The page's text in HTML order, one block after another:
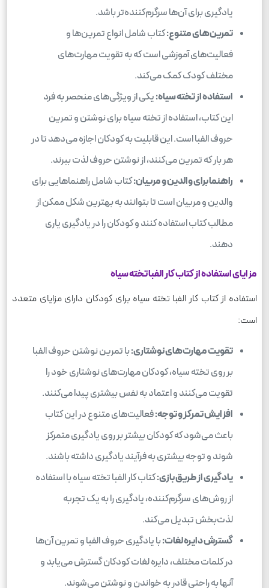
یادگیری برای آن‌ها سرگرم‌کننده‌تر باشد.
تمرین‌های متنوع:کتاب شامل انواع تمرین‌ها و
فعالیت‌های آموزشی است که به تقویت مهارت‌های
مختلف کودک کمک می‌کند.
استفاده از تخته سیاه:یکی از ویژگی‌های منحصر به فرد
این کتاب، استفاده از تخته سیاه برای نوشتن و تمرین
حروف الفبا است. این قابلیت به کودکان اجازه می‌دهد تا در
هر بار که تمرین می‌کنند، از نوشتن حروف لذت ببرند.
راهنما برای والدین و مربیان:کتاب شامل راهنماهایی برای
والدین و مربیان است تا بتوانند به بهترین شکل ممکن از
مطالب کتاب استفاده کنند و کودکان را در یادگیری یاری
دهند.
مزایای استفاده از کتاب کار الفبا تخته سیاه
استفاده از کتاب کار الفبا تخته سیاه برای کودکان دارای مزایای متعدد
است:
تقویت مهارت‌های نوشتاری:با تمرین نوشتن حروف الفبا
بر روی تخته سیاه، کودکان مهارت‌های نوشتاری خود را
تقویت می‌کنند و اعتماد به نفس بیشتری پیدا می‌کنند.
افزایش تمرکز و توجه:فعالیت‌های متنوع در این کتاب
باعث می‌شود که کودکان بیشتر بر روی یادگیری متمرکز
شوند و توجه بیشتری به فرآیند یادگیری داشته باشند.
یادگیری از طریق بازی:کتاب کار الفبا تخته سیاه با استفاده
از روش‌های سرگرم‌کننده، یادگیری را به یک تجربه
لذت‌بخش تبدیل می‌کند.
گسترش دایره لغات:با یادگیری حروف الفبا و تمرین آن‌ها
در کلمات مختلف، دایره لغات کودکان گسترش می‌یابد و
آنها به راحتی قادر به خواندن و نوشتن می‌شوند.